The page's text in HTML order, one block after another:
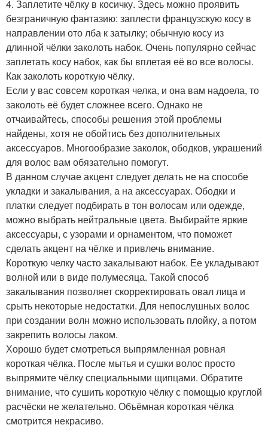
4. Заплетите чёлку в косичку. Здесь можно проявить
безграничную фантазию: заплести французскую косу в
направлении ото лба к затылку; обычную косу из
длинной чёлки заколоть набок. Очень популярно сейчас
заплетать косу набок, как бы вплетая её во все волосы.
Как заколоть короткую чёлку.
Если у вас совсем короткая челка, и она вам надоела, то
заколоть её будет сложнее всего. Однако не
отчаивайтесь, способы решения этой проблемы
найдены, хотя не обойтись без дополнительных
аксессуаров. Многообразие заколок, ободков, украшений
для волос вам обязательно помогут.
В данном случае акцент следует делать не на способе
укладки и закалывания, а на аксессуарах. Ободки и
платки следует подбирать в тон волосам или одежде,
можно выбрать нейтральные цвета. Выбирайте яркие
аксессуары, с узорами и орнаментом, что поможет
сделать акцент на чёлке и привлечь внимание.
Короткую челку часто закалывают набок. Ее укладывают
волной или в виде полумесяца. Такой способ
закалывания позволяет скорректировать овал лица и
срыть некоторые недостатки. Для непослушных волос
при создании волн можно использовать плойку, а потом
закрепить волосы лаком.
Хорошо будет смотреться выпрямленная ровная
короткая чёлка. После мытья и сушки волос просто
выпрямите чёлку специальными щипцами. Обратите
внимание, что сушить короткую чёлку с помощью круглой
расчёски не желательно. Объёмная короткая чёлка
смотрится некрасиво.